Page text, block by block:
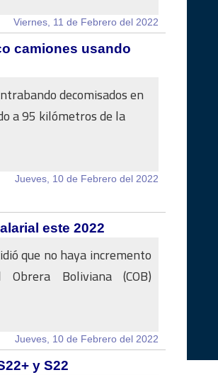
Viernes, 11 de Febrero del 2022
camiones usando
decomisados en
a 95 kilómetros de la
Jueves, 10 de Febrero del 2022
este 2022
que no haya incremento
Boliviana (COB)
Jueves, 10 de Febrero del 2022
y S22